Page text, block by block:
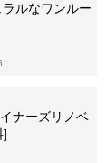
ルなワンルー
ナーズリノベ
]